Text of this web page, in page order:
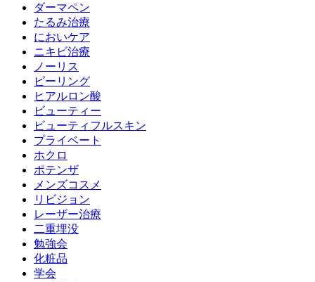
ダーマペン
たるみ治療
においケア
ニキビ治療
ノーリス
ピーリング
ヒアルロン酸
ビューティー
ビューティフルスキン
プライベート
ホクロ
ポテンザ
メンズコスメ
リビジョン
レーザー治療
二重埋没
勉強会
化粧品
学会